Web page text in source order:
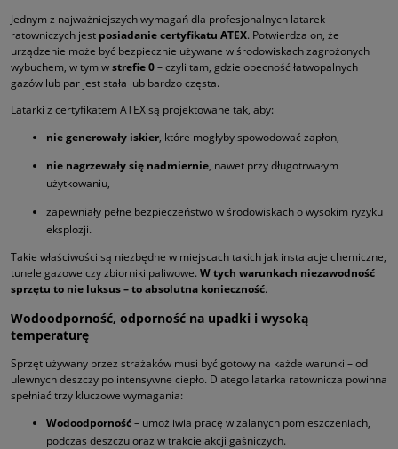
Jednym z najważniejszych wymagań dla profesjonalnych latarek
ratowniczych jest posiadanie certyfikatu ATEX. Potwierdza on, że
urządzenie może być bezpiecznie używane w środowiskach zagrożonych
wybuchem, w tym wstrefie 0– czyli tam, gdzie obecność łatwopalnych
gazów lub par jest stała lub bardzo częsta.
Latarki z certyfikatem ATEX są projektowane tak, aby:
nie generowały iskier, które mogłyby spowodować zapłon,
nie nagrzewały się nadmiernie, nawet przy długotrwałym
użytkowaniu,
zapewniały pełne bezpieczeństwo w środowiskach o wysokim ryzyku
eksplozji.
Takie właściwości są niezbędne w miejscach takich jak instalacje chemiczne,
tunele gazowe czy zbiorniki paliwowe. W tych warunkach niezawodność
sprzętu to nie luksus – to absolutna konieczność.
Wodoodporność, odporność na upadki i wysoką
temperaturę
Sprzęt używany przez strażaków musi być gotowy na każde warunki – od
ulewnych deszczy po intensywne ciepło. Dlatego latarka ratownicza powinna
spełniać trzy kluczowe wymagania:
Wodoodporność– umożliwia pracę w zalanych pomieszczeniach,
podczas deszczu oraz w trakcie akcji gaśniczych.